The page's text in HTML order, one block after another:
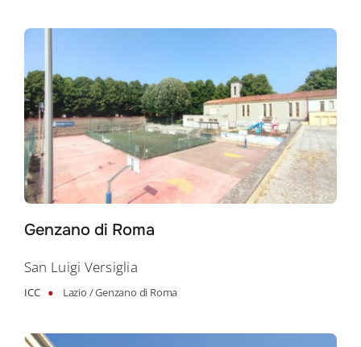
Genzano di Roma
San Luigi Versiglia
ICC • Lazio /Genzano di Roma